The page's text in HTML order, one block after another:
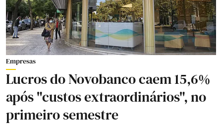
Empresas
Lucros do Novobanco caem 15,6%
após "custos extraordinários", no
primeiro semestre